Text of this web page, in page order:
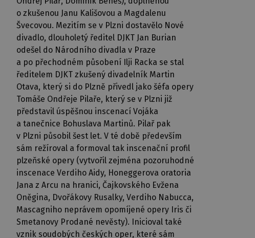
o zkušenou Janu Kališovou a Magdalenu
Švecovou. Mezitím se v Plzni dostavělo Nové
divadlo, dlouholetý ředitel DJKT Jan Burian
odešel do Národního divadla v Praze
a po přechodném působení Ilji Racka se stal
ředitelem DJKT zkušený divadelník Martin
Otava, který si do Plzně přivedl jako šéfa opery
Tomáše Ondřeje Pilaře, který se v Plzni již
představil úspěšnou inscenací Vojáka
a tanečnice Bohuslava Martinů. Pilař pak
v Plzni působil šest let. V té době především
sám režíroval a formoval tak inscenační profil
plzeňské opery (vytvořil zejména pozoruhodné
inscenace Verdiho Aidy, Honeggerova oratoria
Jana z Arcu na hranici, Čajkovského Evžena
Oněgina, Dvořákovy Rusalky, Verdiho Nabucca,
Mascagniho neprávem opomíjené opery Iris či
Smetanovy Prodané nevěsty). Inicioval také
vznik soudobých českých oper, které sám